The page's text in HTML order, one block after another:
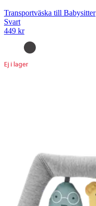
Transportväska till Babysitter
Svart
449 kr
Ej i lager